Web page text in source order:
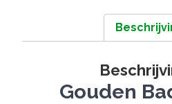
Gouden